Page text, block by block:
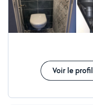
Voir le profil